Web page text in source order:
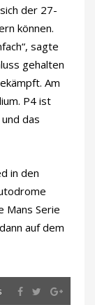
der 27-
können.
sagte
gehalten
Am
P4 ist
das
in den
Mans Serie
auf dem